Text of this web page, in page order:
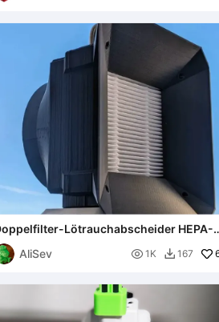
Lötrauchabscheider HEPA-
und Aktivkohlefilter AC/DC
AliSev
 1K  167